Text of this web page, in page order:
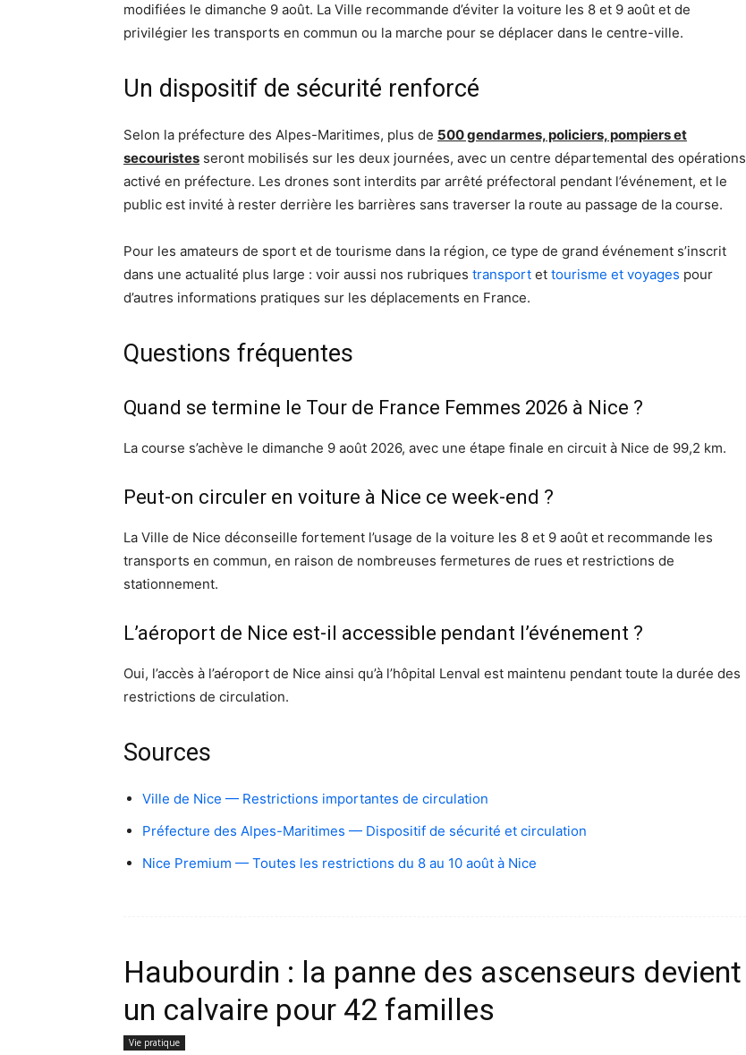
modifiées le dimanche 9 août. La Ville recommande d’éviter la voiture les 8 et 9 août et de
privilégier les transports en commun ou la marche pour se déplacer dans le centre-ville.
Un dispositif de sécurité renforcé
Selon la préfecture des Alpes-Maritimes, plus de 500 gendarmes, policiers, pompiers et
secouristes seront mobilisés sur les deux journées, avec un centre départemental des opérations
activé en préfecture. Les drones sont interdits par arrêté préfectoral pendant l’événement, et le
public est invité à rester derrière les barrières sans traverser la route au passage de la course.
Pour les amateurs de sport et de tourisme dans la région, ce type de grand événement s’inscrit
dans une actualité plus large : voir aussi nos rubriques transport et tourisme et voyages pour
d’autres informations pratiques sur les déplacements en France.
Questions fréquentes
Quand se termine le Tour de France Femmes 2026 à Nice ?
La course s’achève le dimanche 9 août 2026, avec une étape finale en circuit à Nice de 99,2 km.
Peut-on circuler en voiture à Nice ce week-end ?
La Ville de Nice déconseille fortement l’usage de la voiture les 8 et 9 août et recommande les
transports en commun, en raison de nombreuses fermetures de rues et restrictions de
stationnement.
L’aéroport de Nice est-il accessible pendant l’événement ?
Oui, l’accès à l’aéroport de Nice ainsi qu’à l’hôpital Lenval est maintenu pendant toute la durée des
restrictions de circulation.
Sources
Ville de Nice — Restrictions importantes de circulation
Préfecture des Alpes-Maritimes — Dispositif de sécurité et circulation
Nice Premium — Toutes les restrictions du 8 au 10 août à Nice
Haubourdin : la panne des ascenseurs devient
un calvaire pour 42 familles
Vie pratique